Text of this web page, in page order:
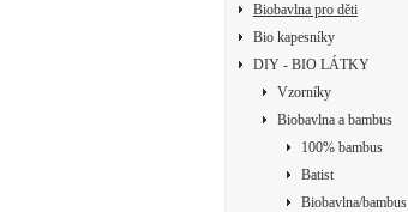
Biobavlna pro děti
Bio kapesníky
DIY - BIO LÁTKY
Vzorníky
Biobavlna a bambus
100% bambus
Batist
Biobavlna/bambus